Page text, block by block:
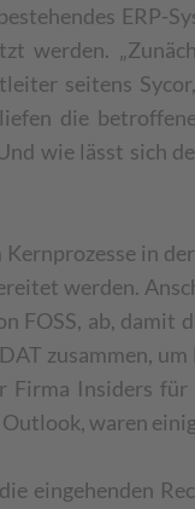
ERP-
werden.
seitens
die
wie lässt sich
Kernprozesse in
werden.
FOSS, ab,
zusammen,
Firma Insiders
waren
eingehenden